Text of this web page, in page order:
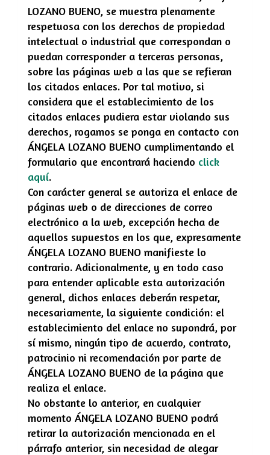
LOZANO BUENO, se muestra plenamente
respetuosa con los derechos de propiedad
intelectual o industrial que correspondan o
puedan corresponder a terceras personas,
sobre las páginas web a las que se refieran
los citados enlaces. Por tal motivo, si
considera que el establecimiento de los
citados enlaces pudiera estar violando sus
derechos, rogamos se ponga en contacto con
ÁNGELA LOZANO BUENO cumplimentando el
formulario que encontrará haciendo click
aquí.
Con carácter general se autoriza el enlace de
páginas web o de direcciones de correo
electrónico a la web, excepción hecha de
aquellos supuestos en los que, expresamente
ÁNGELA LOZANO BUENO manifieste lo
contrario. Adicionalmente, y en todo caso
para entender aplicable esta autorización
general, dichos enlaces deberán respetar,
necesariamente, la siguiente condición: el
establecimiento del enlace no supondrá, por
sí mismo, ningún tipo de acuerdo, contrato,
patrocinio ni recomendación por parte de
ÁNGELA LOZANO BUENO de la página que
realiza el enlace.
No obstante lo anterior, en cualquier
momento ÁNGELA LOZANO BUENO podrá
retirar la autorización mencionada en el
párrafo anterior, sin necesidad de alegar